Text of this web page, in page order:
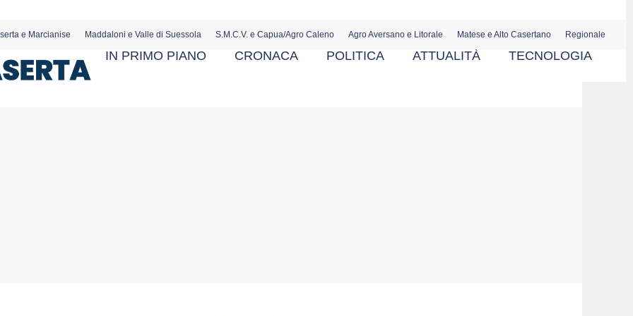
e Marcianise Maddaloni e Valle di Suessola S.M.C.V. e Capua/Agro Caleno Agro Aversano e Litorale Matese e Alto Casertano Regionale
IN PRIMO PIANO CRONACA POLITICA ATTUALITÀ TECNOLOGIA